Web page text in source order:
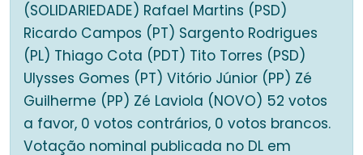
(SOLIDARIEDADE) Rafael Martins (PSD)
Ricardo Campos (PT) Sargento Rodrigues
(PL) Thiago Cota (PDT) Tito Torres (PSD)
Ulysses Gomes (PT) Vitório Júnior (PP) Zé
Guilherme (PP) Zé Laviola (NOVO) 52 votos
a favor, 0 votos contrários, 0 votos brancos.
Votação nominal publicada no DL em